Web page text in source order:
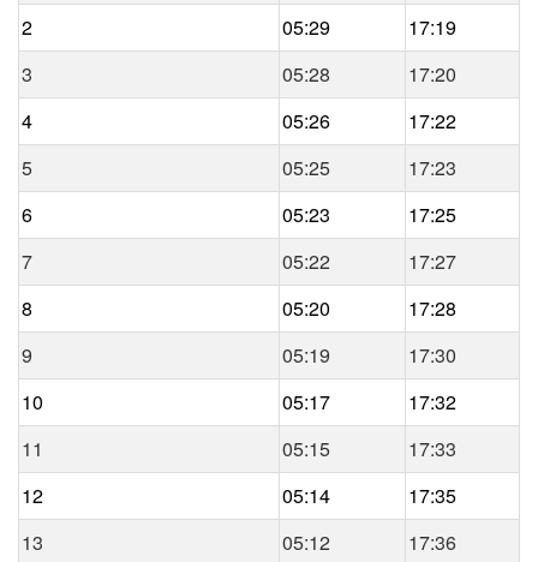
2
05:29
17:19
3
05:28
17:20
4
05:26
17:22
5
05:25
17:23
6
05:23
17:25
7
05:22
17:27
8
05:20
17:28
9
05:19
17:30
10
05:17
17:32
11
05:15
17:33
12
05:14
17:35
13
05:12
17:36